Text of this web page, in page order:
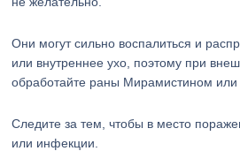
Они могут сильно воспалиться и
или внутреннее ухо, поэтому при
обработайте раны Мирамистином или
Следите за тем, чтобы в место
или инфекции.